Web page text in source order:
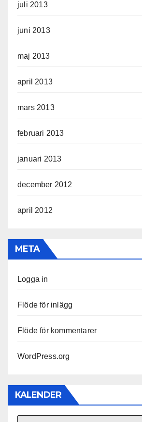
juli 2013
juni 2013
maj 2013
april 2013
mars 2013
februari 2013
januari 2013
december 2012
april 2012
META
Logga in
Flöde för inlägg
Flöde för kommentarer
WordPress.org
KALENDER